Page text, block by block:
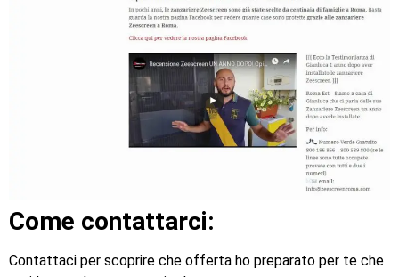
Come contattarci:
Contattaci per scoprire che offerta ho preparato per te che